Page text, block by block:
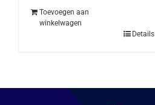
Toevoegen aan
winkelwagen
Details